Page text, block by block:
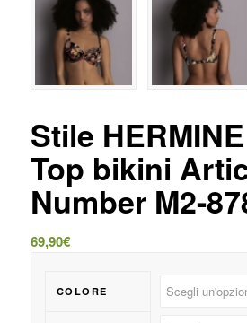
Stile
Top bikini
Number M2-
69,90€
COLORE